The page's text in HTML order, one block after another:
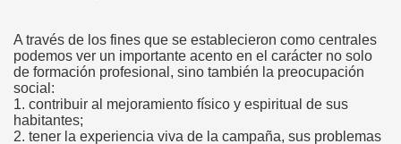
A través de los fines que se establecieron como centrales
podemos ver un importante acento en el carácter no solo
de formación profesional, sino también la preocupación
social:
1. contribuir al mejoramiento físico y espiritual de sus
habitantes;
2. tener la experiencia viva de la campaña, sus problemas